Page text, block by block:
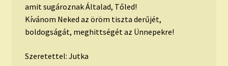
amit sugároznak Általad, Tőled!
Kívánom Neked az öröm tiszta derűjét,
boldogságát, meghittségét az Ünnepekre!
Szeretettel: Jutka